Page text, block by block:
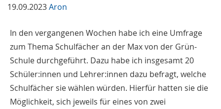
19.09.2023Aron
In den vergangenen Wochen habe ich eine Umfrage
zum Thema Schulfächer an der Max von der Grün-
Schule durchgeführt. Dazu habe ich insgesamt 20
Schüler:innen und Lehrer:innen dazu befragt, welche
Schulfächer sie wählen würden. Hierfür hatten sie die
Möglichkeit, sich jeweils für eines von zwei